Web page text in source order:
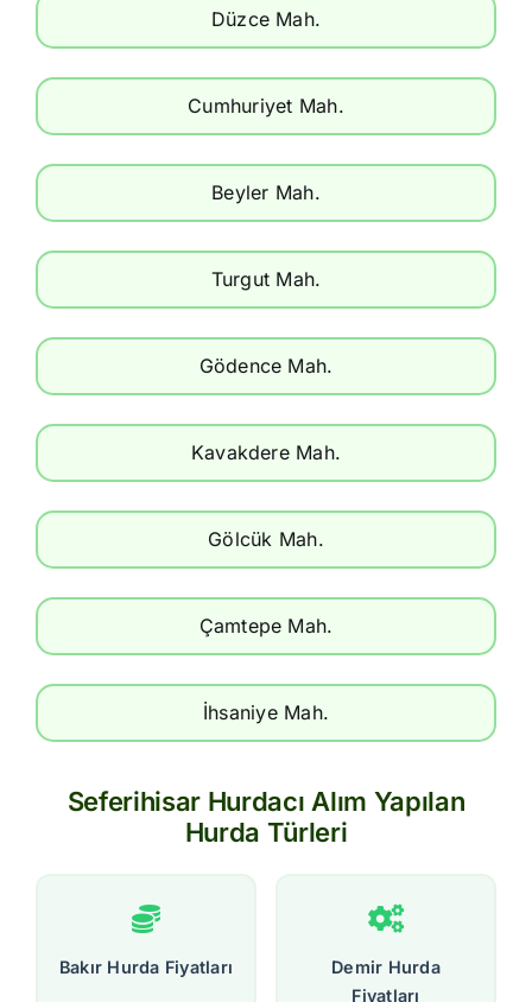
Düzce Mah.
Cumhuriyet Mah.
Beyler Mah.
Turgut Mah.
Gödence Mah.
Kavakdere Mah.
Gölcük Mah.
Çamtepe Mah.
İhsaniye Mah.
Seferihisar Hurdacı Alım Yapılan
Hurda Türleri
Bakır Hurda Fiyatları
Demir Hurda
Fiyatları